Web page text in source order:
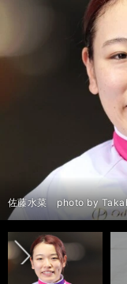
次へ
内野艶和 photo by
内野艶和 photo by
内野艶和 photo by
内野艶和 photo by
内野艶和 photo by
佐藤水菜 photo by
佐藤水菜 photo by
佐藤水菜 photo by
佐藤水菜 photo by
佐藤水菜 photo by
太田海也 photo by
太田海也（左） photo
太田海也（右） photo
太田海也 photo by
太田海也 photo by
前へ